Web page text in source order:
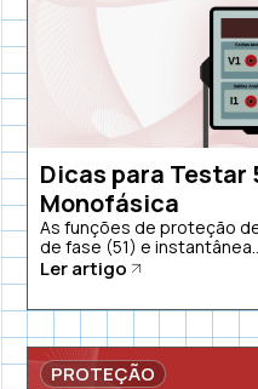
Dicas para Testar
Monofásica
As funções de proteção
de fase (51) e instantânea...
Ler artigo
PROTEÇÃO